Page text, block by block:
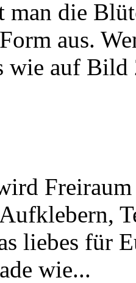
man die
aus.
wie auf Bild
liebes für
wie...